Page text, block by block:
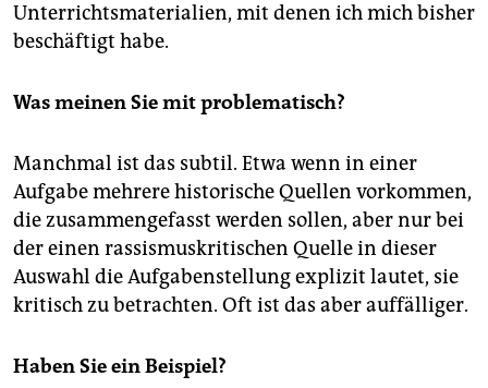
Unterrichtsmaterialien, mit denen ich mich bisher
beschäftigt habe.
Was meinen Sie mit problematisch?
Manchmal ist das subtil. Etwa wenn in einer
Aufgabe mehrere historische Quellen vorkommen,
die zusammengefasst werden sollen, aber nur bei
der einen rassismuskritischen Quelle in dieser
Auswahl die Aufgabenstellung explizit lautet, sie
kritisch zu betrachten. Oft ist das aber auffälliger.
Haben Sie ein Beispiel?